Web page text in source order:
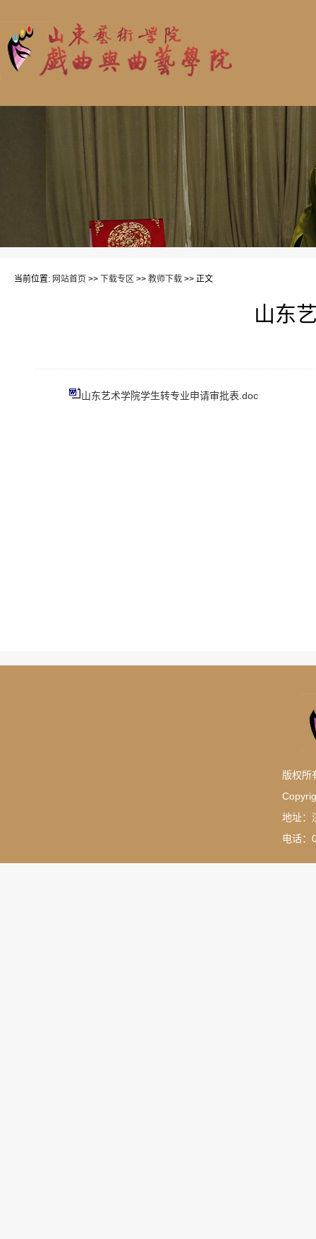
当前位置: 网站首页 >> 下载专区 >> 教师下载 >> 正文
山东
山东艺术学院学生转专业申请审批表.doc
版权所
地址：
电话：